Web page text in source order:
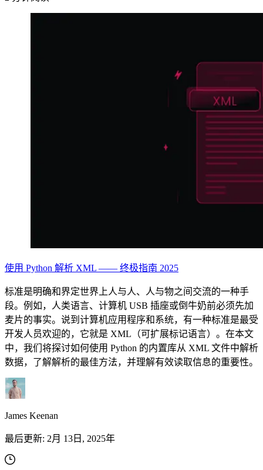
使用 Python 解析 XML —— 终极指南 2025
标准是明确和界定世界上人与人、人与物之间交流的一种手
段。例如，人类语言、计算机 USB 插座或倒牛奶前必须先加
麦片的事实。说到计算机应用程序和系统，有一种标准是最受
开发人员欢迎的，它就是 XML（可扩展标记语言）。在本文
中，我们将探讨如何使用 Python 的内置库从 XML 文件中解析
数据，了解解析的最佳方法，并理解有效读取信息的重要性。
James Keenan
最后更新: 2月 13日, 2025年